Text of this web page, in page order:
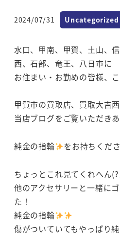
投稿日
2024/07/31 カテゴリー
Uncategorized
水口、甲南、甲賀、土山、
西、石部、竜王、八日市に
お住まい・お勤めの皆様、
甲賀市の買取店、買取大吉西
当店ブログをご覧いただき
純金の指輪 をお持ちくだ
ちょっとこれ見てくれへん
他のアクセサリーと一緒に
た！
純金の指輪
傷がついていてもやっぱり